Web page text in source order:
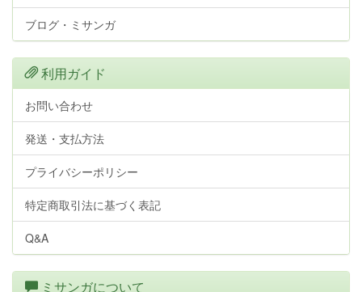
ブログ・ミサンガ
利用ガイド
お問い合わせ
発送・支払方法
プライバシーポリシー
特定商取引法に基づく表記
Q&A
ミサンガについて